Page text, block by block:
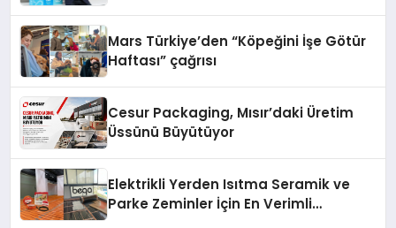
Mars Türkiye’den “Köpeğini İşe Götür
Haftası” çağrısı
Cesur Packaging, Mısır’daki Üretim
Üssünü Büyütüyor
Elektrikli Yerden Isıtma Seramik ve
Parke Zeminler İçin En Verimli